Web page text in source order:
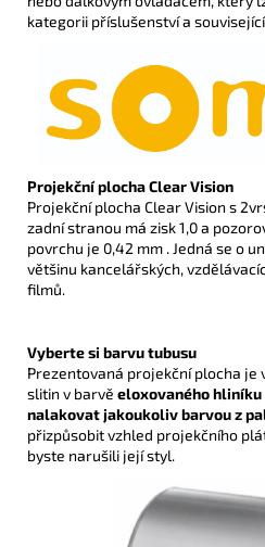
kategorii příslušenství a
Projekční plocha Clear Vision
Projekční plocha Clear Vision s
zadní stranou má zisk 1,0 a
povrchu je 0,42 mm . Jedná se o
většinu kancelářských,
filmů.
Vyberte si barvu tubusu
Prezentovaná projekční plocha je
slitin v barvě eloxovaného hliníku
nalakovat jakoukoliv barvou z
přizpůsobit vzhled projekčního
byste narušili její styl.